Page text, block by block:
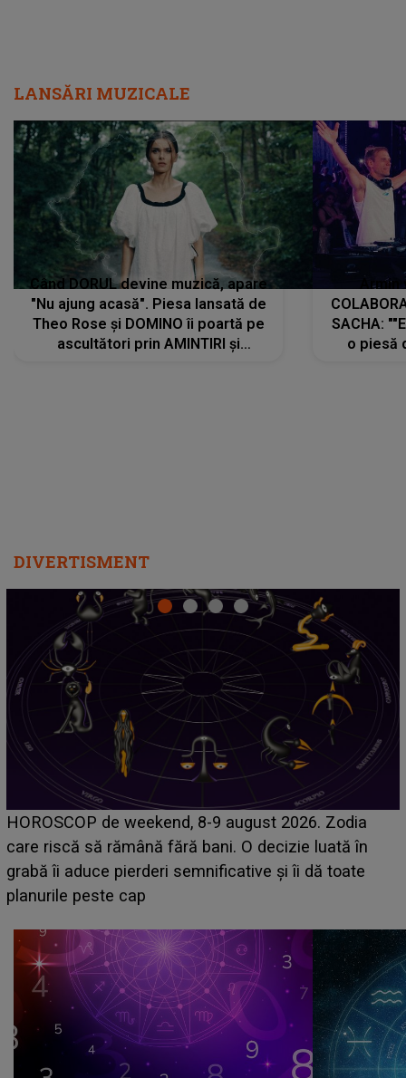
LANSĂRI MUZICALE
Când DORUL devine muzică, apare
"Nu ajung acasă". Piesa lansată de
Theo Rose și DOMINO îi poartă pe
ascultători prin AMINTIRI și
SACHA:
o piesă
DIVERTISMENT
Emanuel a ținut ACEST DETALIU ASCUNS până
acum! În fața Alexandrei, concurentul din Casa Iubirii
face o MĂRTURISIRE NEAȘTEPTATĂ despre mama
sa: "I-am spus și ei în față, eu nu te iubesc pentru